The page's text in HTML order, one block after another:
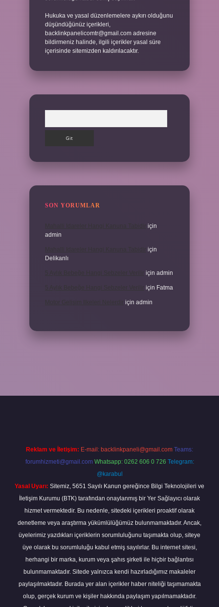
Hukuka ve yasal düzenlemelere aykırı olduğunu
düşündüğünüz içerikleri,
backlinkpanelicomtr@gmail.com adresine
bildirmeniz halinde, ilgili içerikler yasal süre
içerisinde sitemizden kaldırılacaktır.
SON YORUMLAR
için
admin
için
Delikanlı
için admin
için Fatma
için admin
Reklam ve İletişim: E-mail: backlinkpaneli@gmail.com Teams:
forumhizmeti@gmail.com Whatsapp: 0262 606 0 726 Telegram:
@karabul
Yasal Uyarı: Sitemiz, 5651 Sayılı Kanun gereğince Bilgi Teknolojileri ve
İletişim Kurumu (BTK) tarafından onaylanmış bir Yer Sağlayıcı olarak
hizmet vermektedir. Bu nedenle, sitedeki içerikleri proaktif olarak
denetleme veya araştırma yükümlülüğümüz bulunmamaktadır. Ancak,
üyelerimiz yazdıkları içeriklerin sorumluluğunu taşımakta olup, siteye
üye olarak bu sorumluluğu kabul etmiş sayılırlar. Bu internet sitesi,
herhangi bir marka, kurum veya şahıs şirketi ile hiçbir bağlantısı
bulunmamaktadır. Sitede yalnızca kendi hazırladığımız makaleler
paylaşılmaktadır. Burada yer alan içerikler haber niteliği taşımamakta
olup, gerçek kurum ve kişiler hakkında paylaşım yapılmamaktadır.